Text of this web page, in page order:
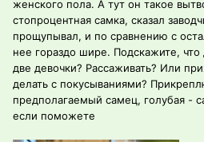
женского пола. А тут он такое
стопроцентная самка, сказал
прощупывал, и по сравнению с
нее гораздо шире. Подскажите, что
две девочки? Рассаживать? Или
делать с покусываниями?
предполагаемый самец, голубая -
если поможете